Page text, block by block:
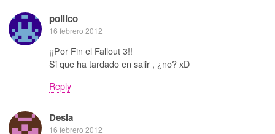
pollico
16 febrero 2012
¡¡Por Fin el Fallout 3!!
Si que ha tardado en salir , ¿no? xD
Reply
Desia
16 febrero 2012